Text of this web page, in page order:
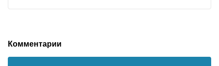
Комментарии